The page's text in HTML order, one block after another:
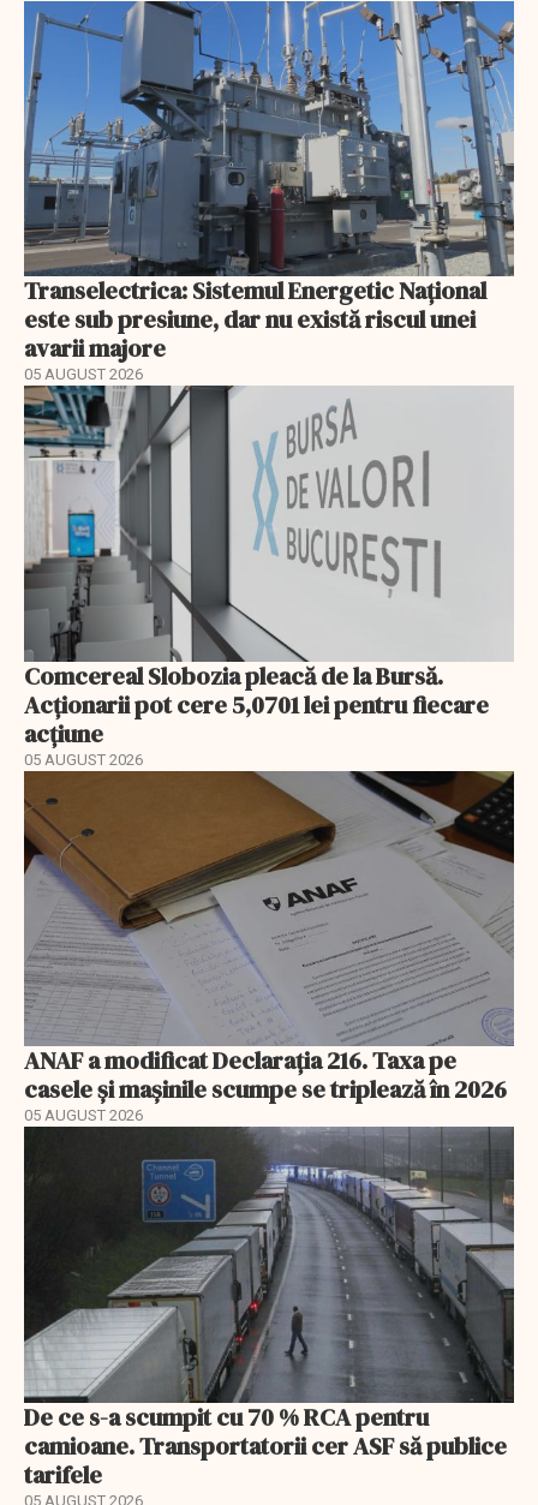
Transelectrica: Sistemul Energetic Național
este sub presiune, dar nu există riscul unei
avarii majore
05 AUGUST 2026
Comcereal Slobozia pleacă de la Bursă.
Acționarii pot cere 5,0701 lei pentru fiecare
acțiune
05 AUGUST 2026
ANAF a modificat Declarația 216. Taxa pe
casele și mașinile scumpe se triplează în 2026
05 AUGUST 2026
De ce s-a scumpit cu 70 % RCA pentru
camioane. Transportatorii cer ASF să publice
tarifele
05 AUGUST 2026